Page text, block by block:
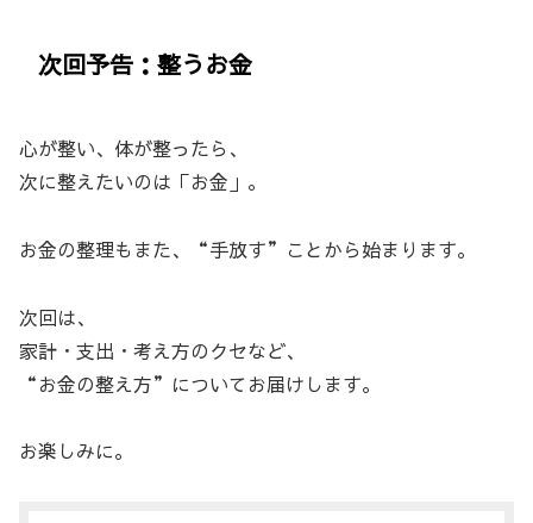
次回予告：整うお金
心が整い、体が整ったら、
次に整えたいのは「お金」。
お金の整理もまた、“手放す”ことから始まります。
次回は、
家計・支出・考え方のクセなど、
“お金の整え方”についてお届けします。
お楽しみに。